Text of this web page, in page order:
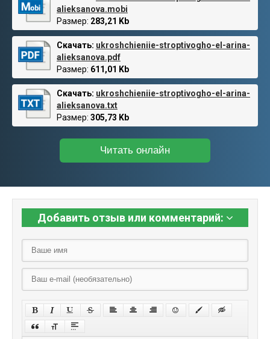
alieksanova.mobi
Размер: 283,21 Kb
Скачать: ukroshchieniie-stroptivogho-el-arina-
alieksanova.pdf
Размер: 611,01 Kb
Скачать: ukroshchieniie-stroptivogho-el-arina-
alieksanova.txt
Размер: 305,73 Kb
Читать онлайн
Добавить отзыв или комментарий: